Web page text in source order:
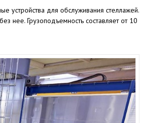
устройства для обслуживания стеллажей.
нее. Грузоподъемность составляет от 10